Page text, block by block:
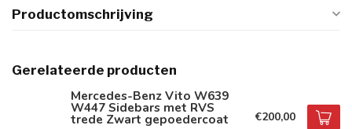
Productomschrijving
Gerelateerde producten
Mercedes-Benz Vito W639
W447 Sidebars met RVS
trede Zwart gepoedercoat €200,00